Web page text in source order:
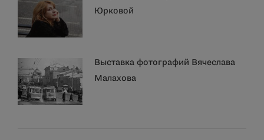
Юрковой
Выставка фотографий Вячеслава
Малахова